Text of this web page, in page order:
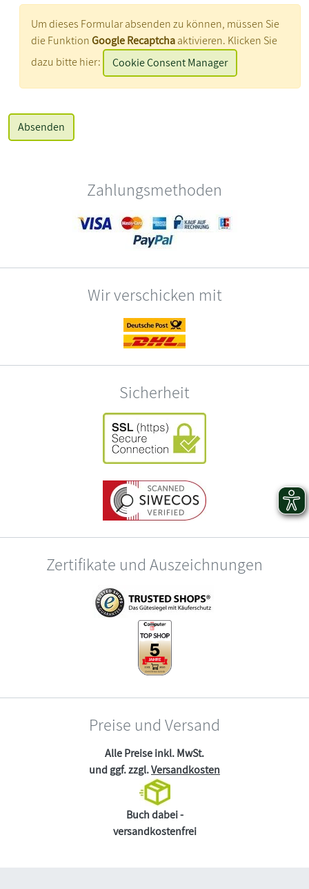
Um dieses Formular absenden zu können, müssen Sie
die FunktionGoogle Recaptchaaktivieren. Klicken Sie
dazu bitte hier:
Cookie Consent Manager
Zahlungsmethoden
Wir verschicken mit
Sicherheit
Zertifikate und Auszeichnungen
Preise und Versand
Alle Preise inkl. MwSt.
und ggf. zzgl.Versandkosten
Buch dabei -
versandkostenfrei